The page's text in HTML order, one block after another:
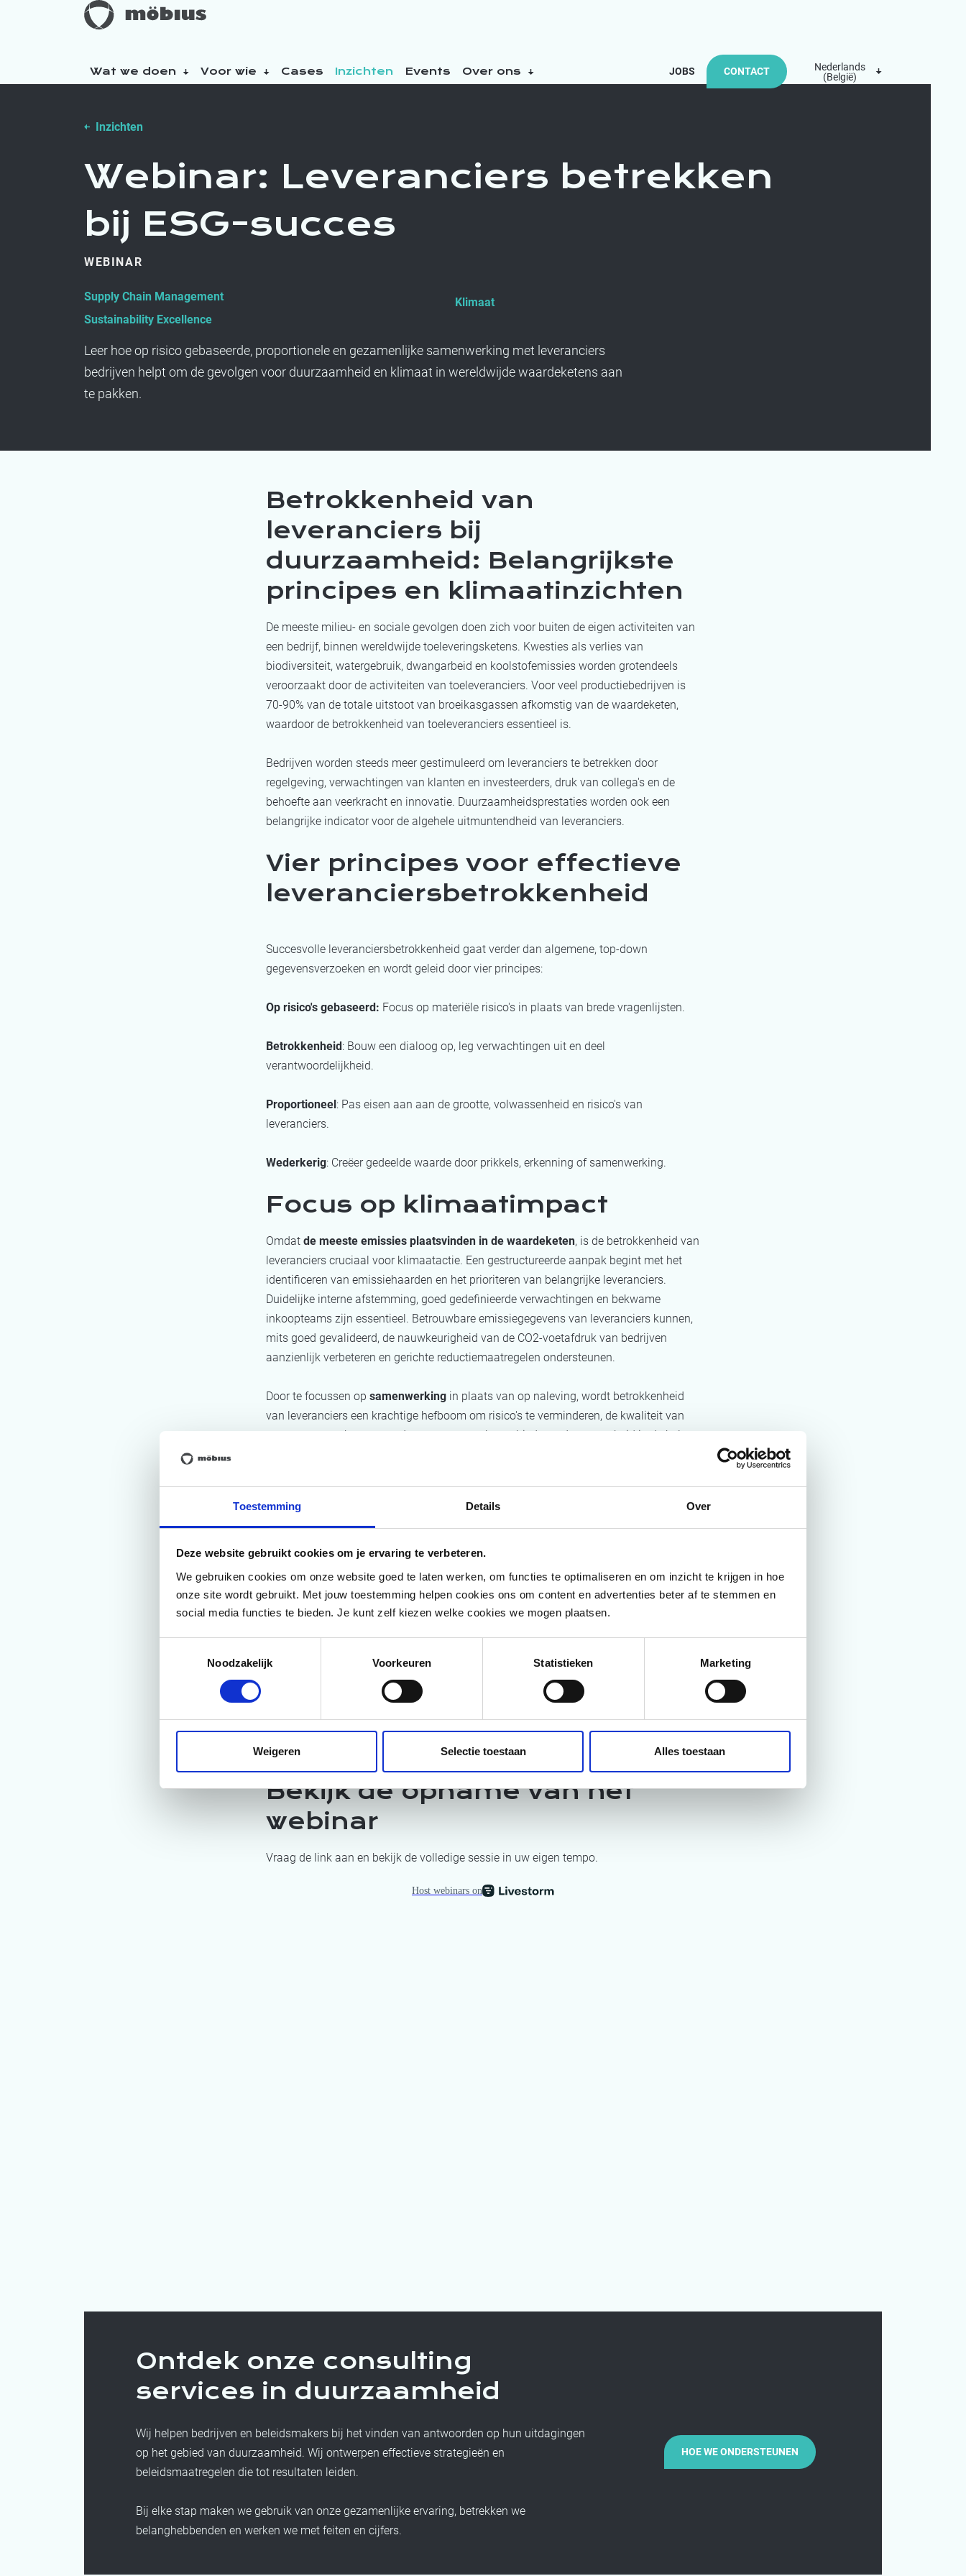
Toestemming Details Over
Deze website gebruikt cookies om je ervaring te verbeteren.
We gebruiken cookies om onze website goed te laten werken, om functies te optimaliseren en om inzicht te krijgen in hoe
onze site wordt gebruikt. Met jouw toestemming helpen cookies ons om content en advertenties beter af te stemmen en
social media functies te bieden. Je kunt zelf kiezen welke cookies we mogen plaatsen.
Noodzakelijk
Voorkeuren Statistieken Marketing
Weigeren Selectie toestaan Alles toestaan
Wat we doen Voor wie Cases Inzichten Events Over ons
Over ons
JOBS CONTACT
Nederlands
(België)
Inzichten
Webinar: Leveranciers betrekken
bij ESG-succes
WEBINAR
Supply Chain Management
Sustainability Excellence
Klimaat
Leer hoe op risico gebaseerde, proportionele en gezamenlijke samenwerking met leveranciers
bedrijven helpt om de gevolgen voor duurzaamheid en klimaat in wereldwijde waardeketens aan
te pakken.
Betrokkenheid van
leveranciers bij
duurzaamheid: Belangrijkste
principes en klimaatinzichten
De meeste milieu- en sociale gevolgen doen zich voor buiten de eigen activiteiten van
een bedrijf, binnen wereldwijde toeleveringsketens. Kwesties als verlies van
biodiversiteit, watergebruik, dwangarbeid en koolstofemissies worden grotendeels
veroorzaakt door de activiteiten van toeleveranciers. Voor veel productiebedrijven is
70-90% van de totale uitstoot van broeikasgassen afkomstig van de waardeketen,
waardoor de betrokkenheid van toeleveranciers essentieel is.
Bedrijven worden steeds meer gestimuleerd om leveranciers te betrekken door
regelgeving, verwachtingen van klanten en investeerders, druk van collega's en de
behoefte aan veerkracht en innovatie. Duurzaamheidsprestaties worden ook een
belangrijke indicator voor de algehele uitmuntendheid van leveranciers.
Vier principes voor effectieve
leveranciersbetrokkenheid
Succesvolle leveranciersbetrokkenheid gaat verder dan algemene, top-down
gegevensverzoeken en wordt geleid door vier principes:
Op risico's gebaseerd: Focus op materiële risico's in plaats van brede vragenlijsten.
Betrokkenheid: Bouw een dialoog op, leg verwachtingen uit en deel
verantwoordelijkheid.
Proportioneel: Pas eisen aan aan de grootte, volwassenheid en risico's van
leveranciers.
Wederkerig: Creëer gedeelde waarde door prikkels, erkenning of samenwerking.
Focus op klimaatimpact
Omdatde meeste emissies plaatsvinden in de waardeketen, is de betrokkenheid van
leveranciers cruciaal voor klimaatactie. Een gestructureerde aanpak begint met het
identificeren van emissiehaarden en het prioriteren van belangrijke leveranciers.
Duidelijke interne afstemming, goed gedefinieerde verwachtingen en bekwame
inkoopteams zijn essentieel. Betrouwbare emissiegegevens van leveranciers kunnen,
mits goed gevalideerd, de nauwkeurigheid van de CO2-voetafdruk van bedrijven
aanzienlijk verbeteren en gerichte reductiemaatregelen ondersteunen.
Door te focussen op samenwerking in plaats van op naleving, wordt betrokkenheid
van leveranciers een krachtige hefboom om risico's te verminderen, de kwaliteit van
gegevens te verbeteren en de voortgang op het gebied van duurzaamheid in de hele
Wilt u alle inzichten, voorbeelden en concrete tools in detail bekijken? U kunt de
volledige sessie bekijken via onderstaande link.
Bekijk de opname van het
webinar
Vraag de link aan en bekijk de volledige sessie in uw eigen tempo.
Ontdek onze consulting
services in duurzaamheid
Wij helpen bedrijven en beleidsmakers bij het vinden van antwoorden op hun uitdagingen
op het gebied van duurzaamheid. Wij ontwerpen effectieve strategieën en
beleidsmaatregelen die tot resultaten leiden.
Bij elke stap maken we gebruik van onze gezamenlijke ervaring, betrekken we
belanghebbenden en werken we met feiten en cijfers.
HOE WE ONDERSTEUNEN